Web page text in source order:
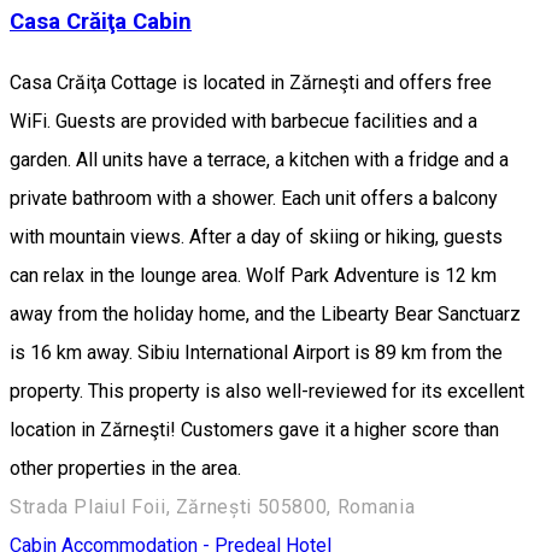
Casa Crăiţa Cabin
Casa Crăiţa Cottage is located in Zărneşti and offers free
WiFi. Guests are provided with barbecue facilities and a
garden. All units have a terrace, a kitchen with a fridge and a
private bathroom with a shower. Each unit offers a balcony
with mountain views. After a day of skiing or hiking, guests
can relax in the lounge area. Wolf Park Adventure is 12 km
away from the holiday home, and the Libearty Bear Sanctuarz
is 16 km away. Sibiu International Airport is 89 km from the
property. This property is also well-reviewed for its excellent
location in Zărneşti! Customers gave it a higher score than
other properties in the area.
Strada Plaiul Foii, Zărnești 505800, Romania
Cabin Accommodation - Predeal Hotel